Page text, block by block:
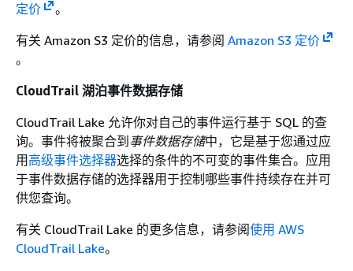
定价
。
有关 Amazon S3 定价的信息，请参阅 Amazon S3 定价
。
CloudTrail 湖泊事件数据存储
CloudTrail Lake 允许你对自己的事件运行基于 SQL 的查
询。事件将被聚合到 事件数据存储中，它是基于您通过应
用 高级事件选择器选择的条件的不可变的事件集合。应用
于事件数据存储的选择器用于控制哪些事件持续存在并可
供您查询。
有关 CloudTrail Lake 的更多信息，请参阅使用 AWS
CloudTrail Lake。